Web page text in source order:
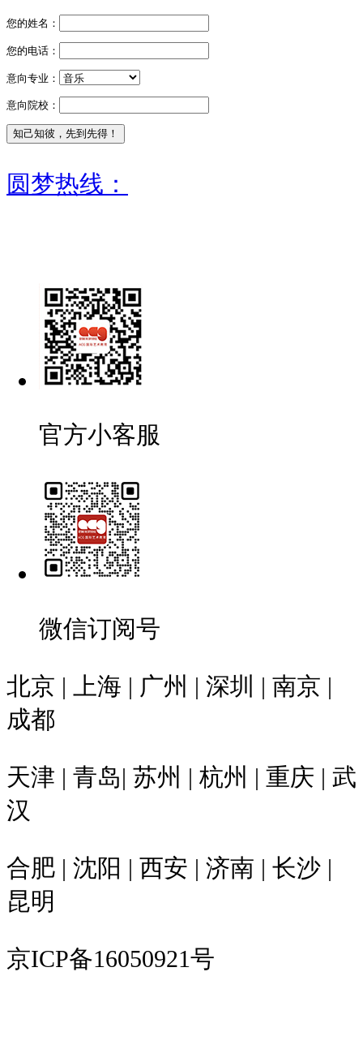
您的姓名：
您的电话：
意向专业：
意向院校：
圆梦热线：
官方小客服
微信订阅号
北京 | 上海 | 广州 | 深圳 | 南京 |
成都
天津 | 青岛| 苏州 | 杭州 | 重庆 | 武
汉
合肥 | 沈阳 | 西安 | 济南 | 长沙 |
昆明
京ICP备16050921号